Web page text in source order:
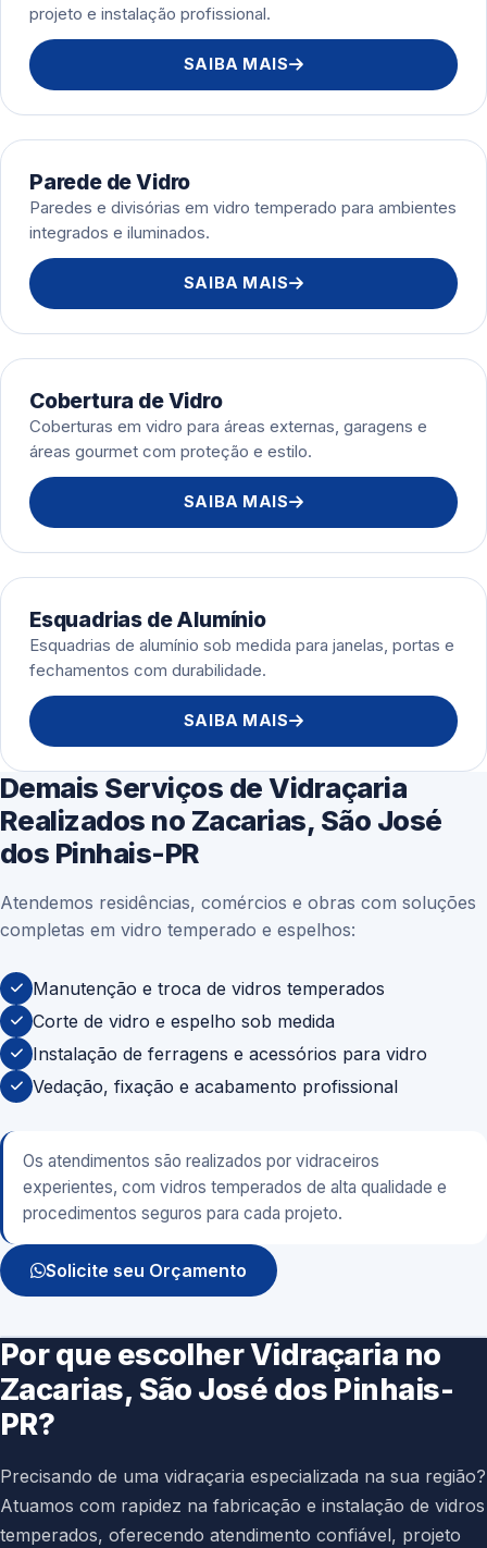
projeto e instalação profissional.
SAIBA MAIS
Parede de Vidro
Paredes e divisórias em vidro temperado para ambientes
integrados e iluminados.
SAIBA MAIS
Cobertura de Vidro
Coberturas em vidro para áreas externas, garagens e
áreas gourmet com proteção e estilo.
SAIBA MAIS
Esquadrias de Alumínio
Esquadrias de alumínio sob medida para janelas, portas e
fechamentos com durabilidade.
SAIBA MAIS
Demais Serviços de Vidraçaria
Realizados no Zacarias, São José
dos Pinhais-PR
Atendemos residências, comércios e obras com soluções
completas em vidro temperado e espelhos:
Manutenção e troca de vidros temperados
Corte de vidro e espelho sob medida
Instalação de ferragens e acessórios para vidro
Vedação, fixação e acabamento profissional
Os atendimentos são realizados por vidraceiros
experientes, com vidros temperados de alta qualidade e
procedimentos seguros para cada projeto.
Solicite seu Orçamento
Por que escolher Vidraçaria no
Zacarias, São José dos Pinhais-
PR?
Precisando de uma vidraçaria especializada na sua região?
Atuamos com rapidez na fabricação e instalação de vidros
temperados, oferecendo atendimento confiável, projeto